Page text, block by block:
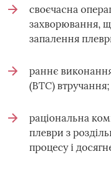
своєчасна
захворювання,
запалення
раннє
(ВТС) втручання;
раціональна
плеври з
процесу і